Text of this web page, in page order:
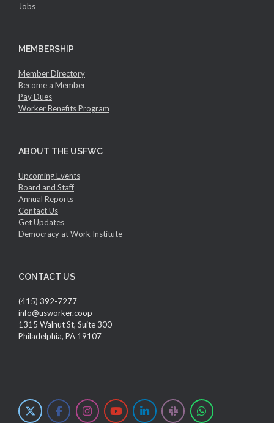
Jobs
MEMBERSHIP
Member Directory
Become a Member
Pay Dues
Worker Benefits Program
ABOUT THE USFWC
Upcoming Events
Board and Staff
Annual Reports
Contact Us
Get Updates
Democracy at Work Institute
CONTACT US
(415) 392-7277
info@usworker.coop
1315 Walnut St, Suite 300
Philadelphia, PA 19107